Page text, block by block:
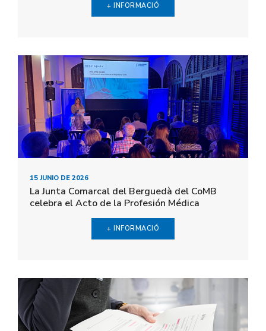
+ INFORMACIÓ
15 JUNIO DE 2026
La Junta Comarcal del Berguedà del CoMB
celebra el Acto de la Profesión Médica
+ INFORMACIÓ